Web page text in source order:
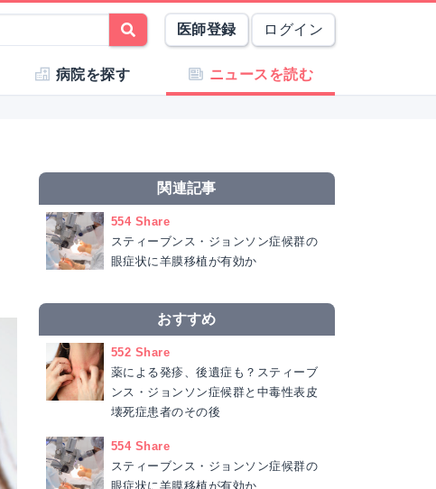
医師登録 ログイン
病院を探す ニュースを読む
関連記事
554 Share
スティーブンス・ジョンソン症候群の
眼症状に羊膜移植が有効か
おすすめ
552 Share
薬による発疹、後遺症も？スティーブ
ンス・ジョンソン症候群と中毒性表皮
壊死症患者のその後
554 Share
スティーブンス・ジョンソン症候群の
眼症状に羊膜移植が有効か